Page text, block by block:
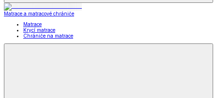
Matrace a matracové chrániče
Matrace
Krycí matrace
Chrániče na matrace